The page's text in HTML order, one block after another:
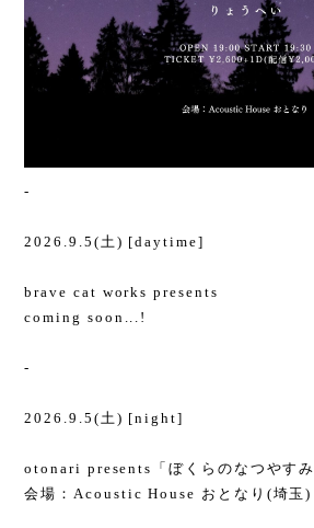
-
2026.9.5(土) [daytime]
brave cat works presents
coming soon...!
-
2026.9.5(土) [night]
otonari presents「ぼくらのなつやすみ
会場：Acoustic House おとなり(埼玉)